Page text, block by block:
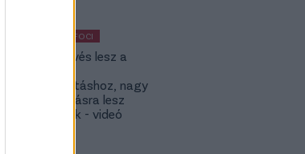
KÜLFÖLDI FOCI
KL: Ez kevés lesz a
továbbjutáshoz, nagy
feltámadásra lesz
szükségük - videó